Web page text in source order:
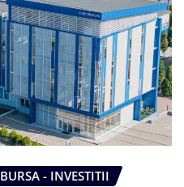
BURSA - INVESTITII